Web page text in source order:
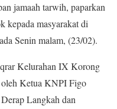
jamaah tarwih, paparkan
kepada masyarakat di
Senin malam, (23/02).
Kelurahan IX Korong
Ketua KNPI Figo
Langkah dan